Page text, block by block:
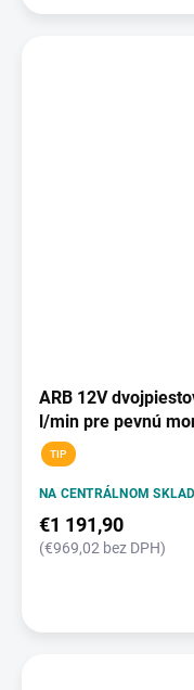
ARB 12V
l/min pre pevnú
TIP
NA CENTRÁLNOM
€1 191,90
(€969,02 bez DPH)